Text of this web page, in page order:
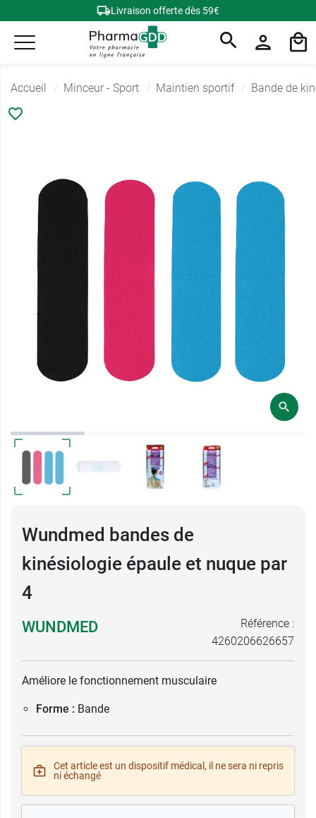
Livraison offerte dès 59€
Accueil Minceur - Sport Maintien sportif Bande de
Wundmed bandes de
kinésiologie épaule et nuque par
4
WUNDMED
Référence :
4260206626657
Améliore le fonctionnement musculaire
Forme : Bande
Cet article est un dispositif médical, il ne sera ni repris
ni échangé